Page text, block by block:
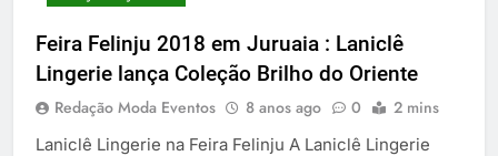
Feira Felinju 2018 em Juruaia : Laniclê
Lingerie lança Coleção Brilho do Oriente
Redação Moda Eventos 8 anos ago 0 2 mins
Laniclê Lingerie na Feira Felinju A Laniclê Lingerie